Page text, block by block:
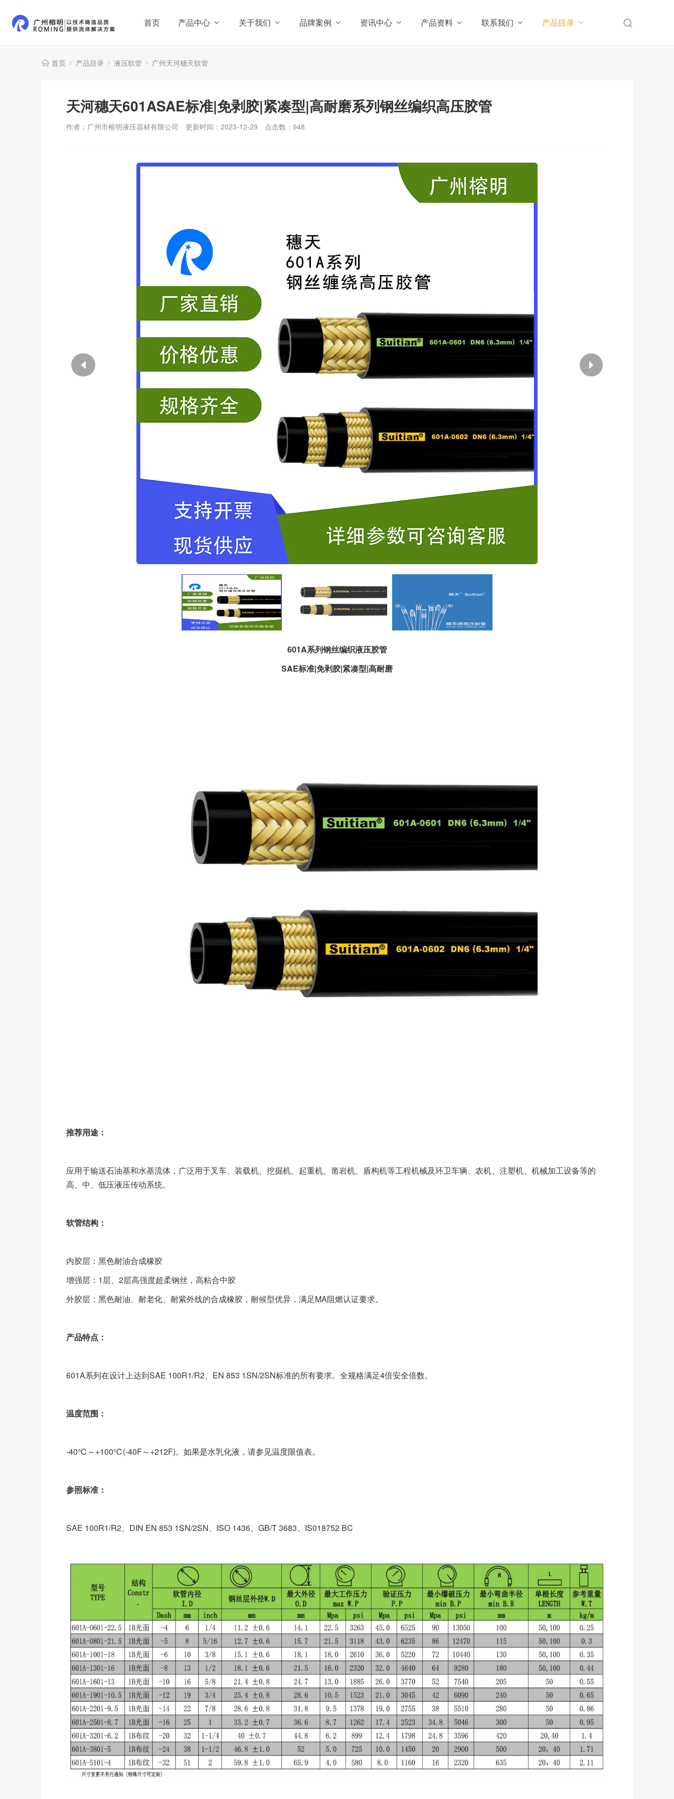
首页 产品中心 关于我们 品牌案例 资讯中心 产品资料 联系我们 产品目录
首页 产品目录 液压软管 广州天河穗天软管
天河穗天601ASAE标准|免剥胶|紧凑型|高耐磨系列钢丝编织高压胶管
作者：广州市榕明液压器材有限公司 更新时间：2023-12-29 点击数： 948
601A系列钢丝编织液压胶管
SAE标准|免剥胶|紧凑型|高耐磨
推荐用途：
应用于输送石油基和水基流体，广泛用于叉车、装载机、挖掘机、起重机、凿岩机、盾构机等工程机械及环卫车辆、农机、注塑机、机械加工设备等的
高、中、低压液压传动系统。
软管结构：
内胶层：黑色耐油合成橡胶
增强层：1层、2层高强度超柔钢丝，高粘合中胶
外胶层：黑色耐油、耐老化、耐紫外线的合成橡胶，耐候型优异，满足MA阻燃认证要求。
产品特点：
601A系列在设计上达到SAE 100R1/R2、EN 853 1SN/2SN标准的所有要求。全规格满足4倍安全倍数。
温度范围：
-40℃～+100℃(-40F～+212F)。如果是水乳化液，请参见温度限值表。
参照标准：
SAE 100R1/R2、DIN EN 853 1SN/2SN、ISO 1436、GB/T 3683、IS018752 BC